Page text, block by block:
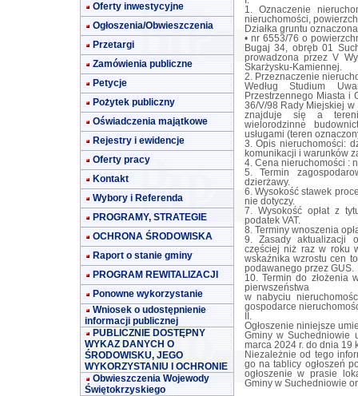
Oferty inwestycyjne
Ogłoszenia/Obwieszczenia
Przetargi
Zamówienia publiczne
Petycje
Pożytek publiczny
Oświadczenia majątkowe
Rejestry i ewidencje
Oferty pracy
Kontakt
Wybory i Referenda
PROGRAMY, STRATEGIE
OCHRONA ŚRODOWISKA
Raport o stanie gminy
PROGRAM REWITALIZACJI
Ponowne wykorzystanie
Wniosek o udostępnienie
informacji publicznej
PUBLICZNIE DOSTĘPNY
WYKAZ DANYCH O
ŚRODOWISKU, JEGO
WYKORZYSTANIU I OCHRONIE
Obwieszczenia Wojewody
Świętokrzyskiego
1. Oznaczenie
nieruchomości,
Działka gruntu
• nr 6553/76 o
Bugaj 34, obręb 01
prowadzona przez V
Skarżysku-Kamiennej.
2. Przeznaczenie
Według Studium
Przestrzennego Miasta i
36/V/98 Rady Miejskiej w
znajduje się a
wielorodzinne
usługami (teren
3. Opis nieruchomości:
komunikacji i warunków
4. Cena nieruchomości :
5. Termin
dzierżawy.
6. Wysokość stawek
nie dotyczy.
7. Wysokość opłat z
podatek VAT.
8. Terminy wnoszenia
9. Zasady aktualizacji
częściej niż raz w roku
wskaźnika wzrostu cen
podawanego przez GUS.
10. Termin do złożenia
pierwszeństwa
w nabyciu
gospodarce
Ogłoszenie niniejsze
Gminy w
marca 2024 r. do dnia 19
Niezależnie od tego
go na tablicy ogłoszeń
ogłoszenie w prasie
Gminy w Suchedniowie